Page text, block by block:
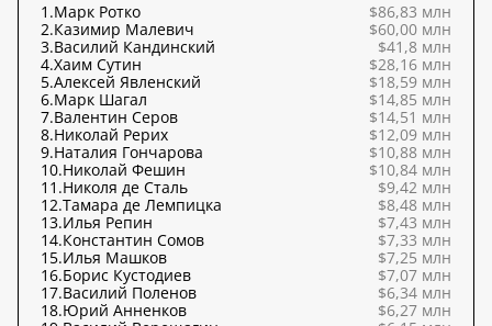
1.Марк Ротко
$86,83 млн
2.Казимир Малевич
$60,00 млн
3.Василий Кандинский
$41,8 млн
4.Хаим Сутин
$28,16 млн
5.Алексей Явленский
$18,59 млн
6.Марк Шагал
$14,85 млн
7.Валентин Серов
$14,51 млн
8.Николай Рерих
$12,09 млн
9.Наталия Гончарова
$10,88 млн
10.Николай Фешин
$10,84 млн
11.Николя де Сталь
$9,42 млн
12.Тамара де Лемпицка
$8,48 млн
13.Илья Репин
$7,43 млн
14.Константин Сомов
$7,33 млн
15.Илья Машков
$7,25 млн
16.Борис Кустодиев
$7,07 млн
17.Василий Поленов
$6,34 млн
18.Юрий Анненков
$6,27 млн